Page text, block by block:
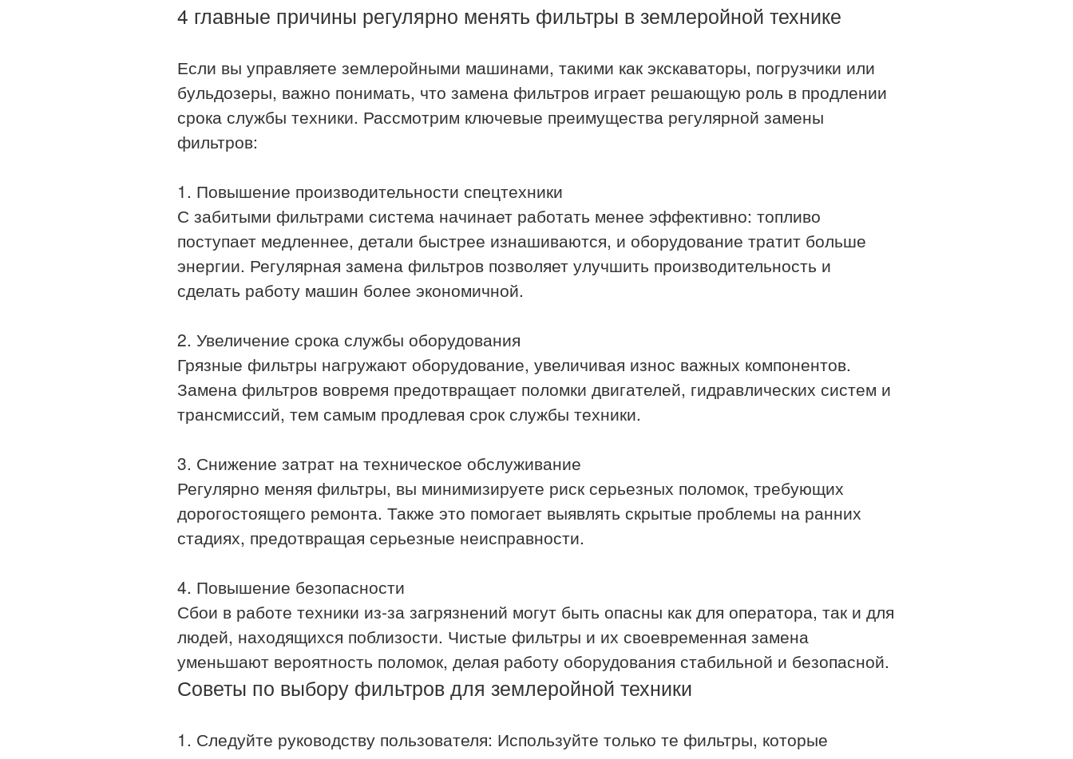
4 главные причины регулярно менять фильтры в землеройной технике
Если вы управляете землеройными машинами, такими как экскаваторы, погрузчики или
бульдозеры, важно понимать, что замена фильтров играет решающую роль в продлении
срока службы техники. Рассмотрим ключевые преимущества регулярной замены
фильтров:
1. Повышение производительности спецтехники
С забитыми фильтрами система начинает работать менее эффективно: топливо
поступает медленнее, детали быстрее изнашиваются, и оборудование тратит больше
энергии. Регулярная замена фильтров позволяет улучшить производительность и
сделать работу машин более экономичной.
2. Увеличение срока службы оборудования
Грязные фильтры нагружают оборудование, увеличивая износ важных компонентов.
Замена фильтров вовремя предотвращает поломки двигателей, гидравлических систем и
трансмиссий, тем самым продлевая срок службы техники.
3. Снижение затрат на техническое обслуживание
Регулярно меняя фильтры, вы минимизируете риск серьезных поломок, требующих
дорогостоящего ремонта. Также это помогает выявлять скрытые проблемы на ранних
стадиях, предотвращая серьезные неисправности.
4. Повышение безопасности
Сбои в работе техники из-за загрязнений могут быть опасны как для оператора, так и для
людей, находящихся поблизости. Чистые фильтры и их своевременная замена
уменьшают вероятность поломок, делая работу оборудования стабильной и безопасной.
Советы по выбору фильтров для землеройной техники
1. Следуйте руководству пользователя: Используйте только те фильтры, которые